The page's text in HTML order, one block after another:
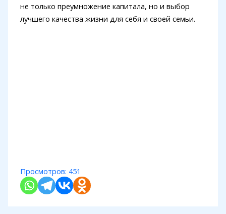
не только преумножение капитала, но и выбор
лучшего качества жизни для себя и своей семьи.
Просмотров: 451